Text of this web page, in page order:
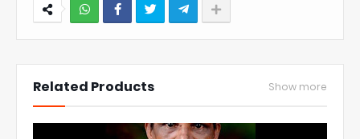
Related Products Show more